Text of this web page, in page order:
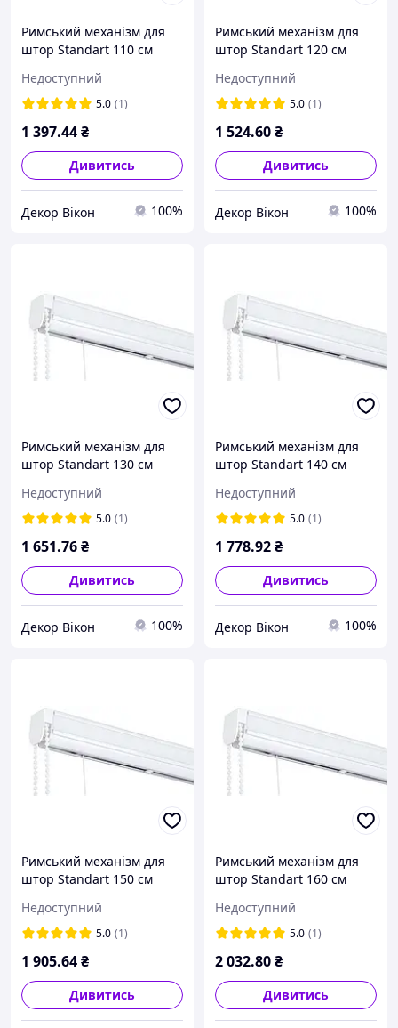
Римський механізм для
штор Standart 110 см
Недоступний
5.0 (1)
1 397.44₴
Дивитись
Декор Вікон 100%
Римський механізм для
штор Standart 120 см
Недоступний
5.0 (1)
1 524.60₴
Дивитись
Декор Вікон 100%
Римський механізм для
штор Standart 130 см
Недоступний
5.0 (1)
1 651.76₴
Дивитись
Декор Вікон 100%
Римський механізм для
штор Standart 140 см
Недоступний
5.0 (1)
1 778.92₴
Дивитись
Декор Вікон 100%
Римський механізм для
штор Standart 150 см
Недоступний
5.0 (1)
1 905.64₴
Дивитись
Римський механізм для
штор Standart 160 см
Недоступний
5.0 (1)
2 032.80₴
Дивитись